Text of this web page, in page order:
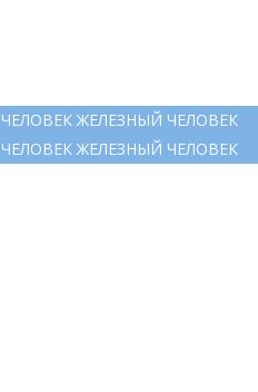
ЖЕЛЕЗНЫЙ ЧЕЛОВЕК
ЖЕЛЕЗНЫЙ ЧЕЛОВЕК